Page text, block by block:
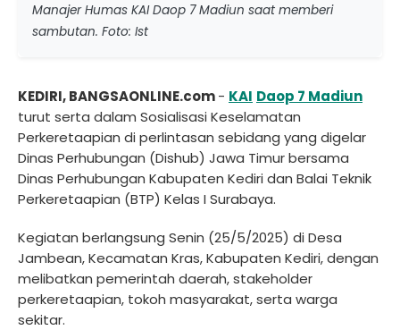
Manajer Humas KAI Daop 7 Madiun saat memberi
sambutan. Foto: Ist
KEDIRI, BANGSAONLINE.com- KAI Daop 7 Madiun
turut serta dalam Sosialisasi Keselamatan
Perkeretaapian di perlintasan sebidang yang digelar
Dinas Perhubungan (Dishub) Jawa Timur bersama
Dinas Perhubungan Kabupaten Kediri dan Balai Teknik
Perkeretaapian (BTP) Kelas I Surabaya.
Kegiatan berlangsung Senin (25/5/2025) di Desa
Jambean, Kecamatan Kras, Kabupaten Kediri, dengan
melibatkan pemerintah daerah, stakeholder
perkeretaapian, tokoh masyarakat, serta warga
sekitar.